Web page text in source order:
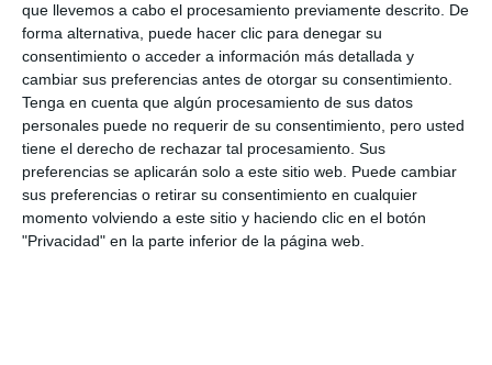
que llevemos a cabo el procesamiento previamente descrito. De
forma alternativa, puede hacer clic para denegar su
consentimiento o acceder a información más detallada y
cambiar sus preferencias antes de otorgar su consentimiento.
Tenga en cuenta que algún procesamiento de sus datos
personales puede no requerir de su consentimiento, pero usted
tiene el derecho de rechazar tal procesamiento. Sus
preferencias se aplicarán solo a este sitio web. Puede cambiar
sus preferencias o retirar su consentimiento en cualquier
momento volviendo a este sitio y haciendo clic en el botón
"Privacidad" en la parte inferior de la página web.
live_tv Temporada Octubre 2024
live_tv Temporada Julio 2024
live_tv Temporada Junio 2024